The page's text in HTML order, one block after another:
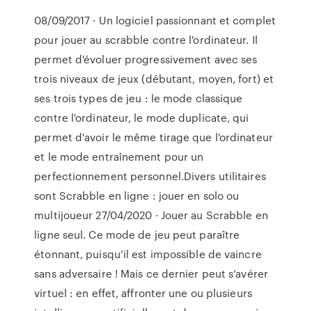
08/09/2017 · Un logiciel passionnant et complet
pour jouer au scrabble contre l'ordinateur. Il
permet d'évoluer progressivement avec ses
trois niveaux de jeux (débutant, moyen, fort) et
ses trois types de jeu : le mode classique
contre l'ordinateur, le mode duplicate, qui
permet d'avoir le même tirage que l'ordinateur
et le mode entraînement pour un
perfectionnement personnel.Divers utilitaires
sont Scrabble en ligne : jouer en solo ou
multijoueur 27/04/2020 · Jouer au Scrabble en
ligne seul. Ce mode de jeu peut paraître
étonnant, puisqu’il est impossible de vaincre
sans adversaire ! Mais ce dernier peut s’avérer
virtuel : en effet, affronter une ou plusieurs